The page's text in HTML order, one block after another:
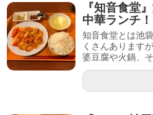
『知音食堂
中華ランチ
知音食堂とは池
くさんあります
婆豆腐や火鍋、